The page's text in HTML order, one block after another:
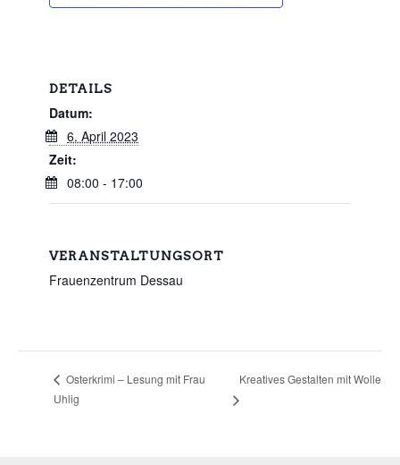
DETAILS
Datum:
6. April 2023
Zeit:
08:00 - 17:00
VERANSTALTUNGSORT
Frauenzentrum Dessau
Osterkrimi – Lesung mit Frau
Uhlig
Kreatives Gestalten mit Wolle